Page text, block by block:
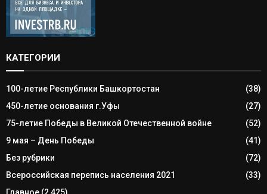
КАТЕГОРИИ
100-летие Республики Башкортостан
(38)
450-летие основания г.Уфы
(27)
75-летие Победы в Великой Отечественной войне
(52)
9 мая – День Победы
(41)
Без рубрики
(72)
Всероссийская перепись населения 2021
(33)